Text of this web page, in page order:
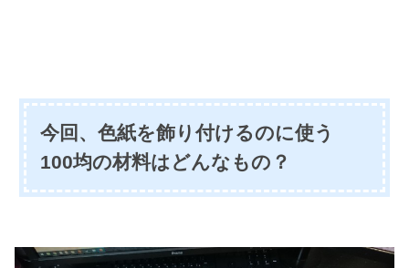
今回、色紙を飾り付けるのに使う
100均の材料はどんなもの？